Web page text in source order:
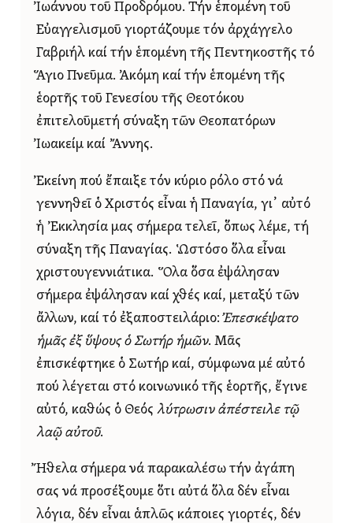
Ἰωάννου τοῦ Προδρόμου. Τήν ἑπομένη τοῦ
Εὐαγγελισμοῦ γιορτάζουμε τόν ἀρχάγγελο
Γαβριήλ καί τήν ἑπομένη τῆς Πεντηκοστῆς τό
Ἅγιο Πνεῦμα. Ἀκόμη καί τήν ἑπομένη τῆς
ἑορτῆς τοῦ Γενεσίου τῆς Θεοτόκου
ἐπιτελοῦμετή σύναξη τῶν Θεοπατόρων
Ἰωακείμ καί Ἄννης.
Ἐκείνη πού ἔπαιξε τόν κύριο ρόλο στό νά
γεννηθεῖ ὁ Χριστός εἶναι ἡ Παναγία, γι᾿ αὐτό
ἡ Ἐκκλησία μας σήμερα τελεῖ, ὅπως λέμε, τή
σύναξη τῆς Παναγίας. Ὡστόσο ὅλα εἶναι
χριστουγεννιάτικα. Ὅλα ὅσα ἐψάλησαν
σήμερα ἐψάλησαν καί χθές καί, μεταξύ τῶν
ἄλλων, καί τό ἐξαποστειλάριο:Ἐπεσκέψατο
ἡμᾶς ἐξ ὕψους ὁ Σωτήρ ἡμῶν. Μᾶς
ἐπισκέφτηκε ὁ Σωτήρ καί, σύμφωνα μέ αὐτό
πού λέγεται στό κοινωνικό τῆς ἑορτῆς, ἔγινε
αὐτό, καθώς ὁ Θεός λύτρωσιν ἀπέστειλε τῷ
λαῷ αὐτοῦ.
Ἤθελα σήμερα νά παρακαλέσω τήν ἀγάπη
σας νά προσέξουμε ὅτι αὐτά ὅλα δέν εἶναι
λόγια, δέν εἶναι ἁπλῶς κάποιες γιορτές, δέν